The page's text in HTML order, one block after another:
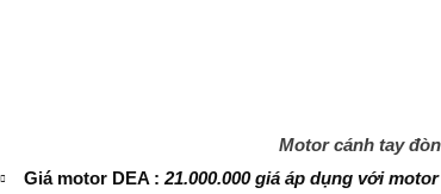
Motor cánh tay
Giá motor DEA : 21.000.000 giá áp dụng với